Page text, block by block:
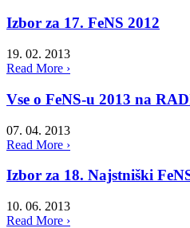
Izbor za 17. FeNS 2012
19. 02. 2013
Read More ›
Vse o FeNS-u 2013 na
07. 04. 2013
Read More ›
Izbor za 18. Najstniški
10. 06. 2013
Read More ›